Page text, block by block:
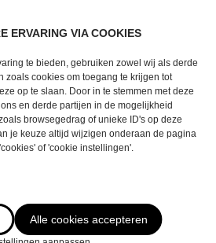
ERVARING VIA COOKIES
te bieden, gebruiken zowel wij als derde
zoals cookies om toegang te krijgen tot
op te slaan. Door in te stemmen met deze
en derde partijen in de mogelijkheid
browsegedrag of unieke ID's op deze
je keuze altijd wijzigen onderaan de pagina
of 'cookie instellingen'.
Alle cookies accepteren